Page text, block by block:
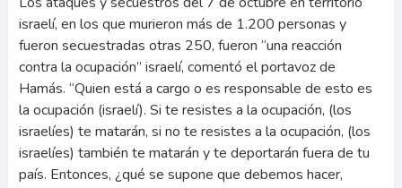
israelí, en los que murieron más de 1.200 personas y
fueron secuestradas otras 250, fueron “una reacción
contra la ocupación” israelí, comentó el portavoz de
Hamás. “Quien está a cargo o es responsable de esto es
la ocupación (israelí). Si te resistes a la ocupación, (los
israelíes) te matarán, si no te resistes a la ocupación, (los
israelíes) también te matarán y te deportarán fuera de tu
país. Entonces, ¿qué se supone que debemos hacer,